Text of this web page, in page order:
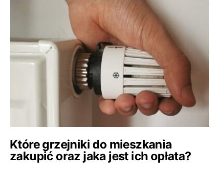
Które grzejniki do mieszkania
zakupić oraz jaka jest ich opłata?